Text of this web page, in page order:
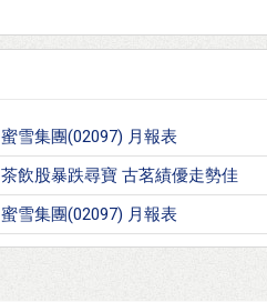
蜜雪集團(02097) 月報表
茶飲股暴跌尋寶 古茗績優走勢佳
蜜雪集團(02097) 月報表